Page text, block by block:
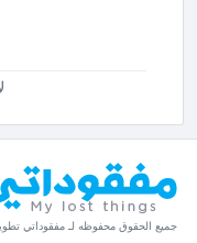
جميع الحقوق محفوظه لـ مفقوداتي تطوير